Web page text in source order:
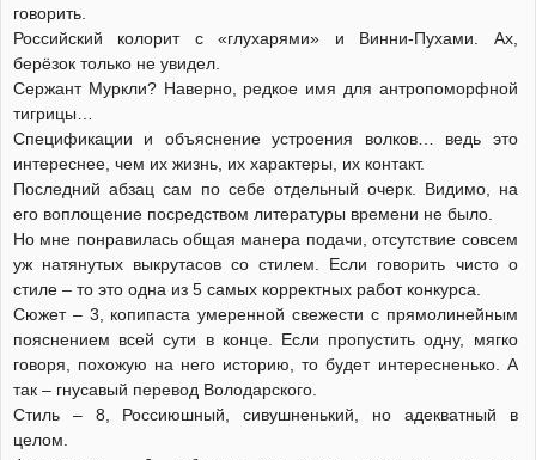
говорить.
Российский колорит с «глухарями» и Винни-Пухами. Ах,
берёзок только не увидел.
Сержант Муркли? Наверно, редкое имя для антропоморфной
тигрицы…
Спецификации и объяснение устроения волков… ведь это
интереснее, чем их жизнь, их характеры, их контакт.
Последний абзац сам по себе отдельный очерк. Видимо, на
его воплощение посредством литературы времени не было.
Но мне понравилась общая манера подачи, отсутствие совсем
уж натянутых выкрутасов со стилем. Если говорить чисто о
стиле – то это одна из 5 самых корректных работ конкурса.
Сюжет – 3, копипаста умеренной свежести с прямолинейным
пояснением всей сути в конце. Если пропустить одну, мягко
говоря, похожую на него историю, то будет интересненько. А
так – гнусавый перевод Володарского.
Стиль – 8, Россиюшный, сивушненький, но адекватный в
целом.